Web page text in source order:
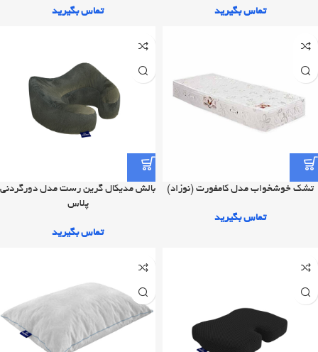
تماس بگیرید تماس بگیرید
تشک خوشخواب مدل کامفورت (نوزاد)
تماس بگیرید
بالش مدیکال گرین رست مدل دورگردنی
پلاس
تماس بگیرید